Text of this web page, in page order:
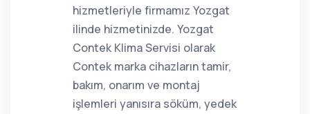
hizmetleriyle firmamız Yozgat
ilinde hizmetinizde. Yozgat
Contek Klima Servisi olarak
Contek marka cihazların tamir,
bakım, onarım ve montaj
işlemleri yanısıra söküm, yedek